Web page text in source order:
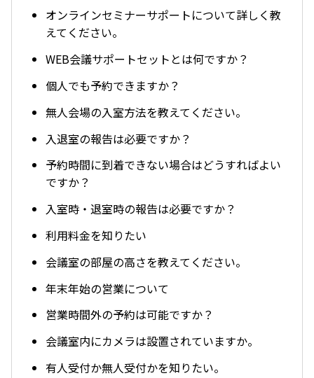
オンラインセミナーサポートについて詳しく教
えてください。
WEB会議サポートセットとは何ですか？
個人でも予約できますか？
無人会場の入室方法を教えてください。
入退室の報告は必要ですか？
予約時間に到着できない場合はどうすればよい
ですか？
入室時・退室時の報告は必要ですか？
利用料金を知りたい
会議室の部屋の高さを教えてください。
年末年始の営業について
営業時間外の予約は可能ですか？
会議室内にカメラは設置されていますか。
有人受付か無人受付かを知りたい。